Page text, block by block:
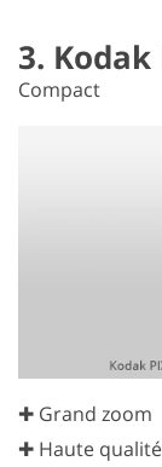
3. Kodak
Compact
✚ Grand zoom
✚ Haute